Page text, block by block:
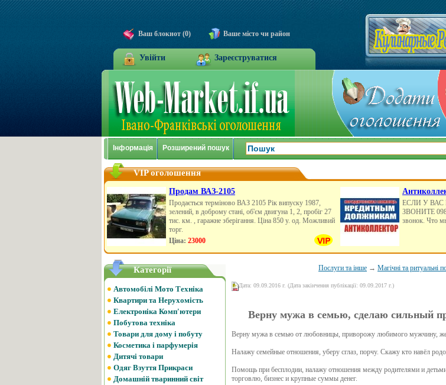
Ваш блокнот (0) Ваше місто чи район
Увійти Зареєструватися
Інформація Розширений пошук
VIP оголошення
Продам ВАЗ-2105
Продається терміново ВАЗ 2105 Рік випуску 1987,
зелений, в доброму стані, об'єм двигуна 1, 2, пробіг 27
тис. км. , гаражне зберігання. Ціна 850 у. од. Можливий
торг.
Ціна: 23000
ЕСЛИ У
ЗВОНИТЕ
звонок. Что
Послуги та інше → Магічні та ритуальні
Дата: 09.09.2016 г. (Дата закінчення публікації: 09.09.2017 г.)
Верну мужа в семью, сделаю сильный
Верну мужа в семью от любовницы, приворожу любимого мужчину,
Налажу семейные отношения, уберу сглаз, порчу. Скажу кто навёл
Помощь при бесплодии, налажу отношения между родителями и
торговлю, бизнес и крупные суммы денег.
Категорії
Автомобілі Мото Техніка
Квартири та Нерухомість
Електроніка Комп'ютери
Побутова техніка
Товари для дому і побуту
Косметика і парфумерія
Дитячі товари
Одяг Взуття Прикраси
Домашній тваринний світ